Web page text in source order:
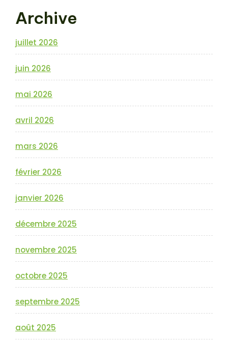
Archive
juillet 2026
juin 2026
mai 2026
avril 2026
mars 2026
février 2026
janvier 2026
décembre 2025
novembre 2025
octobre 2025
septembre 2025
août 2025